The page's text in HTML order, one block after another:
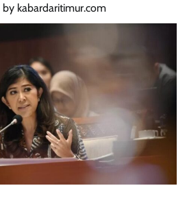
by kabardaritimur.com